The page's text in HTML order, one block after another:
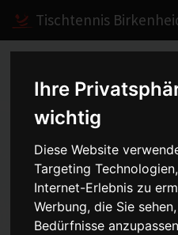
Ihre
wichtig
Diese Website
Targeting
Internet-Erlebnis zu
Werbung, die Sie
Bedürfnisse
Tischtennis
Damen II -
- 2017/2018